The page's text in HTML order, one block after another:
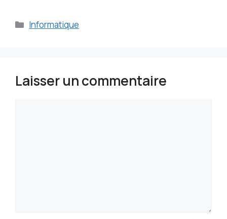
Catégories
Informatique
Laisser un commentaire